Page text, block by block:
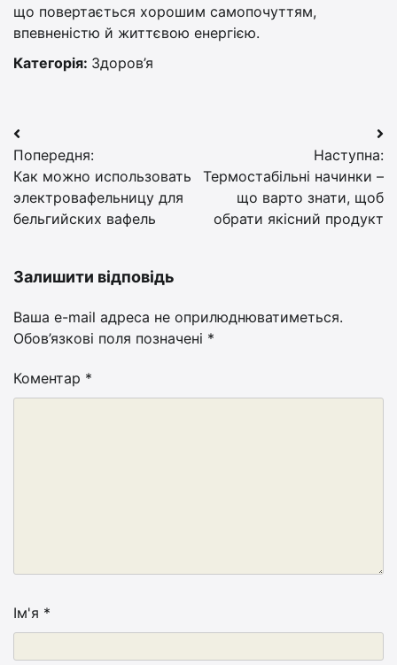
що повертається хорошим самопочуттям,
впевненістю й життєвою енергією.
Категорія: Здоров’я
Навігація
записів
Попередня:
Как можно использовать
электровафельницу для
бельгийских вафель
Наступна:
Термостабільні начинки –
що варто знати, щоб
обрати якісний продукт
Залишити відповідь
Ваша e-mail адреса не оприлюднюватиметься.
Обов’язкові поля позначені *
Коментар *
Ім'я *